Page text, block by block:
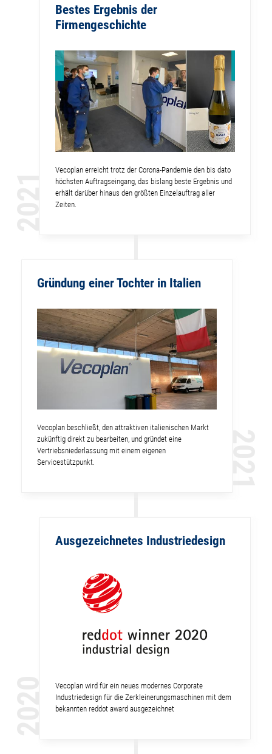
Bestes Ergebnis der
Firmengeschichte
Vecoplan erreicht trotz der Corona-Pandemie den bis dato
höchsten Auftragseingang, das bislang beste Ergebnis und
erhält darüber hinaus den größten Einzelauftrag aller
Zeiten.
Gründung einer Tochter in Italien
Vecoplan beschließt, den attraktiven italienischen Markt
zukünftig direkt zu bearbeiten, und gründet eine
Vertriebsniederlassung mit einem eigenen
Servicestützpunkt.
Ausgezeichnetes Industriedesign
Vecoplan wird für ein neues modernes Corporate
Industriedesign für die Zerkleinerungsmaschinen mit dem
bekannten reddot award ausgezeichnet